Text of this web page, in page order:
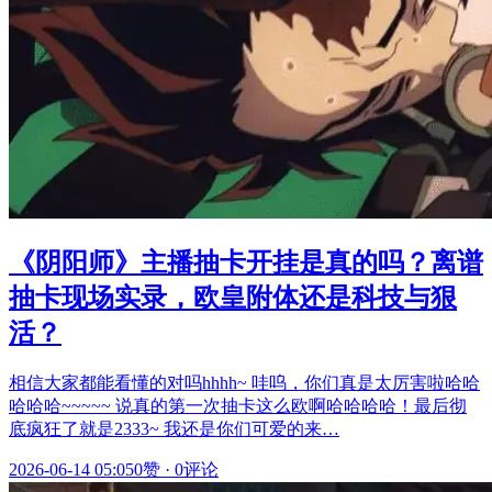
《阴阳师》主播抽卡开挂是真的吗？离谱
抽卡现场实录，欧皇附体还是科技与狠
活？
相信大家都能看懂的对吗hhhh~ 哇呜，你们真是太厉害啦哈哈
哈哈哈~~~~~ 说真的第一次抽卡这么欧啊哈哈哈哈！最后彻
底疯狂了就是2333~ 我还是你们可爱的来…
2026-06-14 05:050赞 · 0评论